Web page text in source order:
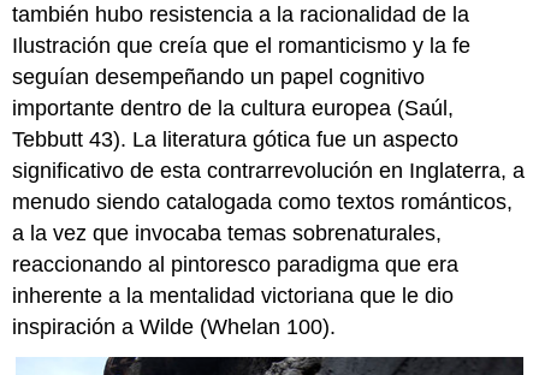
también hubo resistencia a la racionalidad de la
Ilustración que creía que el romanticismo y la fe
seguían desempeñando un papel cognitivo
importante dentro de la cultura europea (Saúl,
Tebbutt 43). La literatura gótica fue un aspecto
significativo de esta contrarrevolución en Inglaterra, a
menudo siendo catalogada como textos románticos,
a la vez que invocaba temas sobrenaturales,
reaccionando al pintoresco paradigma que era
inherente a la mentalidad victoriana que le dio
inspiración a Wilde (Whelan 100).